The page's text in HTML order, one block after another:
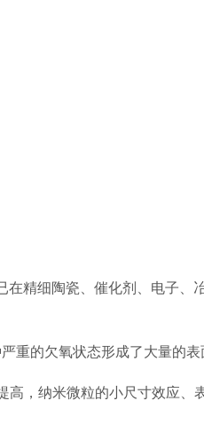
在精细陶瓷、催化剂、电子、
重的欠氧状态形成了大量的表
高，纳米微粒的小尺寸效应、